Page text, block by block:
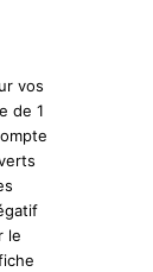
vos
de 1
le